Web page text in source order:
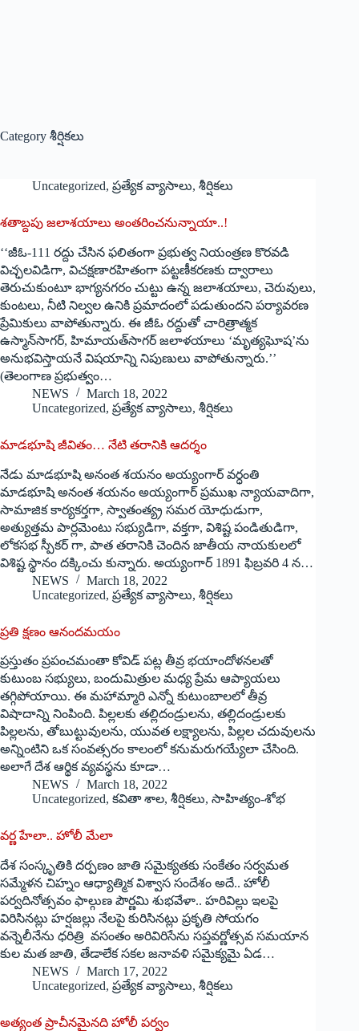
Category శీర్షికలు
Uncategorized, ప్రత్యేక వ్యాసాలు, శీర్షికలు
శతాబ్దపు జలాశయాలు అంతరించనున్నాయా..!
‘‘‌జీఓ-111 రద్దు చేసిన ఫలితంగా ప్రభుత్వ నియంత్రణ కొరవడి
విచ్ఛలవిడిగా, విచక్షణారహితంగా పట్టణీకరణకు ద్వారాలు
తెరుచుకుంటూ భాగ్యనగరం చుట్టు ఉన్న జలాశయాలు, చెరువులు,
కుంటలు, నీటి నిల్వల ఉనికి ప్రమాదంలో పడుతుందని పర్యావరణ
ప్రేమికులు వాపోతున్నారు. ఈ జీఓ రద్దుతో చారిత్రాత్మక
ఉస్మాన్‌సాగర్‌, ‌హిమాయత్‌సాగర్‌ ‌జలాళయాలు ‘మృత్యఘోష’ను
అనుభవిస్తాయనే విషయాన్ని నిపుణులు వాపోతున్నారు.’’
(తెలంగాణ ప్రభుత్వం…
NEWS
March 18, 2022
Uncategorized, ప్రత్యేక వ్యాసాలు, శీర్షికలు
మాడభూషి జీవితం… నేటి తరానికి ఆదర్శం
నేడు మాడభూషి అనంత శయనం అయ్యంగార్ వర్ధంతి
మాడభూషి అనంత శయనం అయ్యంగార్ ప్రముఖ న్యాయవాదిగా,
సామాజిక కార్యకర్తగా, స్వాతంత్య్ర సమర యోధుడుగా,
అత్యుత్తమ పార్లమెంటు సభ్యుడిగా, వక్తగా, విశిష్ట పండితుడిగా,
లోకసభ స్పీకర్ గా, పాత తరానికి చెందిన జాతీయ నాయకులలో
విశిష్ట స్థానం దక్కించు కున్నారు. అయ్యంగార్ 1891 ఫిబ్రవరి 4 న…
NEWS
March 18, 2022
Uncategorized, ప్రత్యేక వ్యాసాలు, శీర్షికలు
‌ప్రతి క్షణం ఆనందమయం
ప్రస్తుతం ప్రపంచమంతా కోవిడ్‌ ‌పట్ల తీవ్ర భయాందోళనలతో
కుటుంబ సభ్యులు, బందుమిత్రుల మధ్య ప్రేమ ఆప్యాయలు
తగ్గిపోయాయి. ఈ మహామ్మారి ఎన్నో కుటుంబాలలో తీవ్ర
విషాదాన్ని నింపింది. పిల్లలకు తల్లిదండ్రులను, తల్లిదండ్రులకు
పిల్లలను, తోబుట్టువులను, యువత లక్ష్యాలను, పిల్లల చదువులను
అన్నింటిని ఒక సంవత్సరం కాలంలో కనుమరుగయ్యేలా చేసింది.
అలాగే దేశ ఆర్థిక వ్యవస్థను కూడా…
NEWS
March 18, 2022
Uncategorized, కవితా శాల, శీర్షికలు, సాహిత్యం-శోభ
వర్ణ హేలా.. హోలీ మేలా
దేశ సంస్కృతికి దర్పణం జాతి సమైక్యతకు సంకేతం సర్వమత
సమ్మేళన చిహ్నం ఆధ్యాత్మిక విశ్వాస సందేశం అదే.. హోలీ
పర్వదినోత్సవం ఫాల్గుణ పౌర్ణమి శుభవేళా.. హరివిల్లు ఇలపై
విరిసినట్లు హర్షజల్లు నేలపై కురిసినట్లు ప్రకృతి సోయగం
వన్నెలీనేను ధరిత్రి వసంతం అరివిరిసేను సప్తవర్ణోత్సవ సమయాన
కుల మత జాతి, తేడాలేక సకల జనావళి సమైక్యమై ఏడ…
NEWS
March 17, 2022
Uncategorized, ప్రత్యేక వ్యాసాలు, శీర్షికలు
అత్యంత ప్రాచీనమైనది హోలీ పర్వం